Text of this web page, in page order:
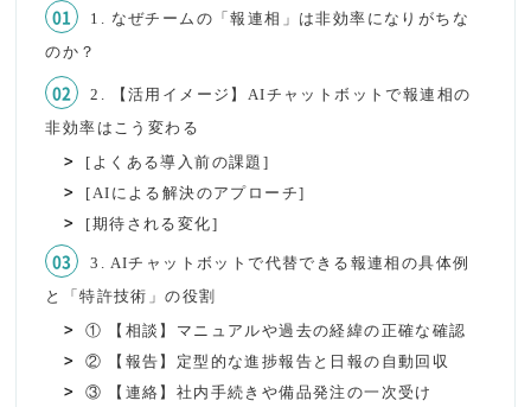
1. なぜチームの「報連相」は非効率になりがちな
のか？
2. 【活用イメージ】AIチャットボットで報連相の
非効率はこう変わる
[よくある導入前の課題]
[AIによる解決のアプローチ]
[期待される変化]
3. AIチャットボットで代替できる報連相の具体例
と「特許技術」の役割
① 【相談】マニュアルや過去の経緯の正確な確認
② 【報告】定型的な進捗報告と日報の自動回収
③ 【連絡】社内手続きや備品発注の一次受け